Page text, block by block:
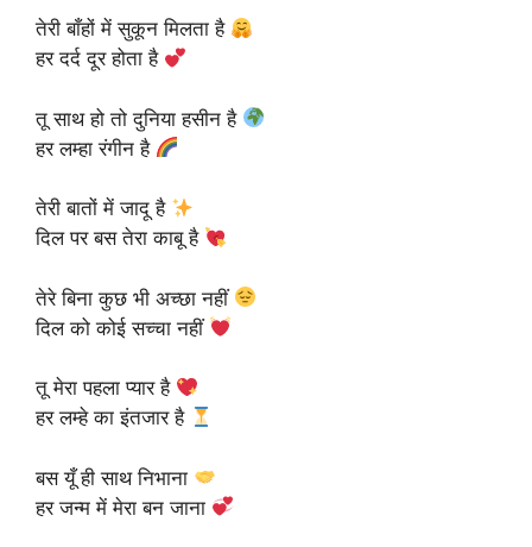
तेरी बाँहों में सुकून मिलता है
हर दर्द दूर होता है
तू साथ हो तो दुनिया हसीन है
हर लम्हा रंगीन है
तेरी बातों में जादू है
दिल पर बस तेरा काबू है
तेरे बिना कुछ भी अच्छा नहीं
दिल को कोई सच्चा नहीं
तू मेरा पहला प्यार है
हर लम्हे का इंतजार है
बस यूँ ही साथ निभाना
हर जन्म में मेरा बन जाना